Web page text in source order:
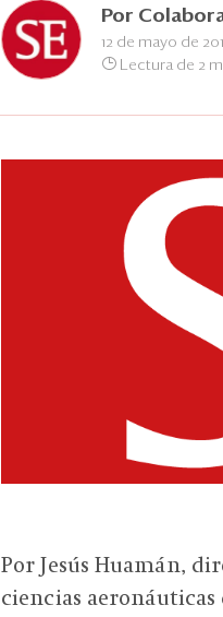
Por
12 de mayo de
Lectura de 2
Por Jesús Huamán,
ciencias